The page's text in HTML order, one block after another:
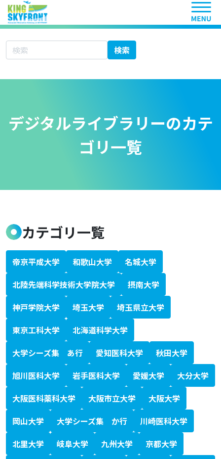
ヘッ
サイト内検索 検索
デジタルライブラリーのカテ
ゴリ一覧
カテゴリ一覧
帝京平成大学 和歌山大学
名城大学
北陸先端科学技術大学院大学
摂南大学
神戸学院大学
埼玉大学
埼玉県立大学
東京工科大学
北海道科学大学
大学シーズ集 あ行
愛知医科大学
秋田大学
旭川医科大学
岩手医科大学 愛媛大学
大分大学
大阪医科薬科大学
大阪市立大学
大阪大学
岡山大学
大学シーズ集 か行
川崎医科大学
北里大学
岐阜大学 九州大学
京都大学